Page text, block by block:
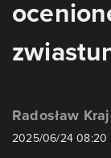
Radosław
2025/06/24 08:20